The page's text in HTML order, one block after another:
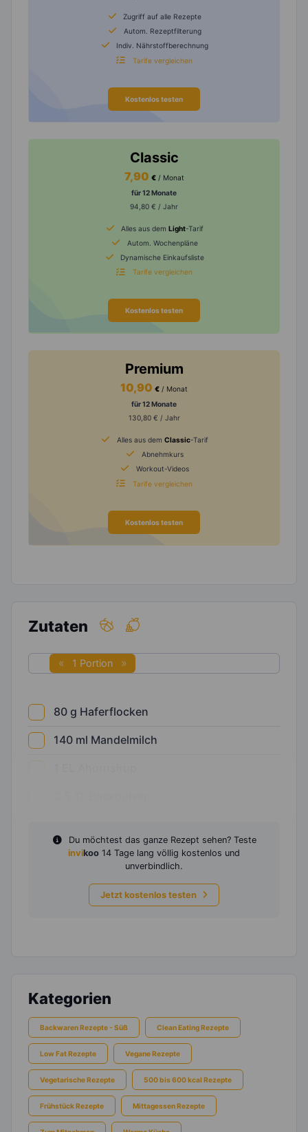
Zugriff auf alle Rezepte
Autom. Rezeptfilterung
Indiv. Nährstoffberechnung
Tarife vergleichen
Kostenlos testen
Classic
7,90 € / Monat
für 12 Monate
94,80 € / Jahr
Alles aus dem Light-Tarif
Autom. Wochenpläne
Dynamische Einkaufsliste
Tarife vergleichen
Kostenlos testen
Premium
10,90 € / Monat
für 12 Monate
130,80 € / Jahr
Alles aus dem Classic-Tarif
Abnehmkurs
Workout-Videos
Tarife vergleichen
Kostenlos testen
Zutaten
1 Portion
80 g Haferflocken
140 ml Mandelmilch
Du möchtest das ganze Rezept sehen? Teste
invikoo 14 Tage lang völlig kostenlos und
unverbindlich.
Jetzt kostenlos testen
Kategorien
Backwaren Rezepte - Süß Clean Eating Rezepte
Low Fat Rezepte Vegane Rezepte
Vegetarische Rezepte 500 bis 600 kcal Rezepte
Frühstück Rezepte Mittagessen Rezepte